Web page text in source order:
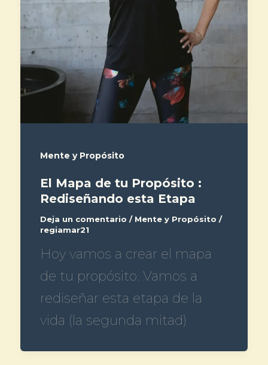
Mente y Propósito
El Mapa de tu Propósito :
Rediseñando esta Etapa
Deja un comentario / Mente y Propósito /
regiamar21
Hoy vamos a crear el mapa
de tu propósito. Vamos a
rediseñar esta etapa de la
vida (la segunda mitad)